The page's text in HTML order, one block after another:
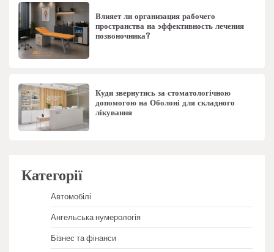
Влияет ли организация рабочего
пространства на эффективность лечения
позвоночника?
Куди звернутись за стоматологічною
допомогою на Оболоні для складного
лікування
Категорії
Автомобілі
Ангельська нумерологія
Бізнес та фінанси